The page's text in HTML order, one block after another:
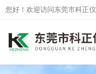
您好！欢迎访问东莞市科正